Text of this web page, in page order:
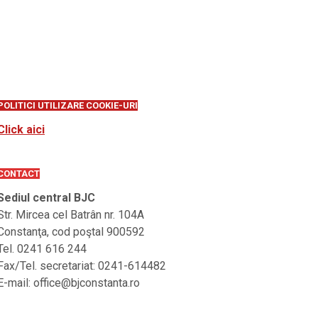
UTILIZARE COOKIE-URI
aici
central BJC
Mircea cel Batrân nr. 104A
cod poştal 900592
0241 616 244
Tel. secretariat: 0241-614482
mail: office@bjconstanta.ro